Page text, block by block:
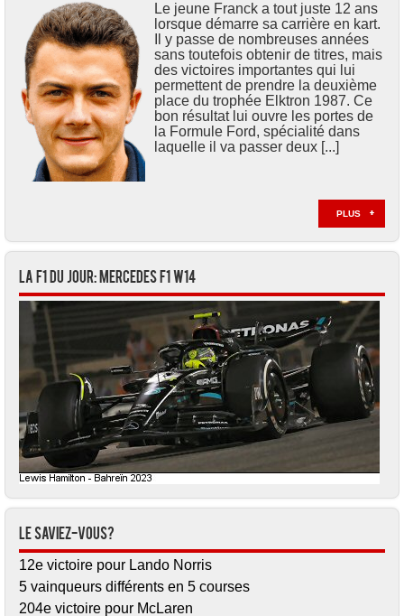
Le jeune Franck a tout juste 12 ans
lorsque démarre sa carrière en kart.
Il y passe de nombreuses années
sans toutefois obtenir de titres, mais
des victoires importantes qui lui
permettent de prendre la deuxième
place du trophée Elktron 1987. Ce
bon résultat lui ouvre les portes de
la Formule Ford, spécialité dans
laquelle il va passer deux [...]
PLUS
La F1 du jour: Mercedes F1 W14
Le saviez-vous?
12e victoire pour Lando Norris
5 vainqueurs différents en 5 courses
204e victoire pour McLaren